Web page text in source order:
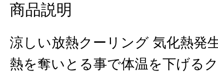
商品説明
涼しい放熱クーリング 気化熱発
熱を奪いとる事で体温を下げる